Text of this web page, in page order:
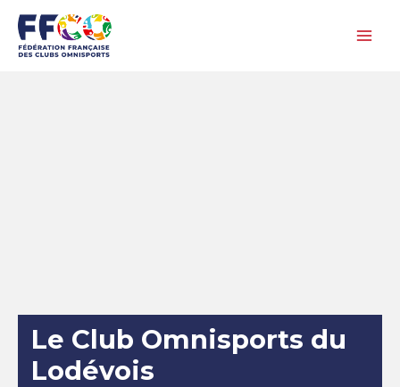
contenu
Le Club Omnisports du
Lodévois